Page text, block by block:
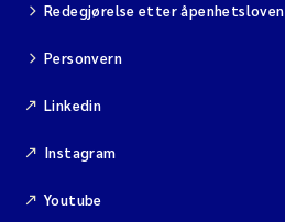
Redegjørelse etter åpenhetsloven
Personvern
Linkedin
Instagram
Youtube